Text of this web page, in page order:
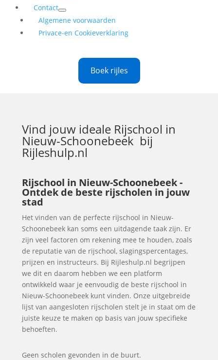
Contact
Algemene voorwaarden
Privace-en Cookieverklaring
Boek rijles
Vind jouw ideale Rijschool in
Nieuw-Schoonebeek bij
Rijleshulp.nl
Rijschool in Nieuw-Schoonebeek -
Ontdek de beste rijscholen in jouw
stad
Het vinden van de perfecte rijschool in Nieuw-
Schoonebeek kan soms een uitdagende taak zijn. Er
zijn veel factoren om rekening mee te houden, zoals
de reputatie van de rijschool, slagingspercentages,
prijzen en instructeurs. Bij Rijleshulp.nl begrijpen
we dit en daarom hebben we een platform
ontwikkeld waar je eenvoudig de beste rijschool in
Nieuw-Schoonebeek kunt vinden. Onze uitgebreide
lijst van aangesloten rijscholen stelt je in staat om de
juiste keuze te maken op basis van jouw specifieke
behoeften.
Geen scholen gevonden in de buurt.